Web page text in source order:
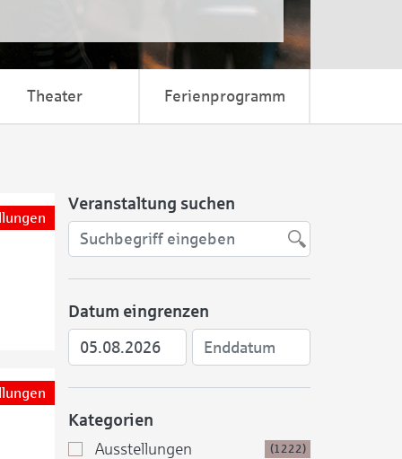
Theater Ferienprogramm
Veranstaltung suchen
Datum eingrenzen
Kategorien
Ausstellungen (1222)